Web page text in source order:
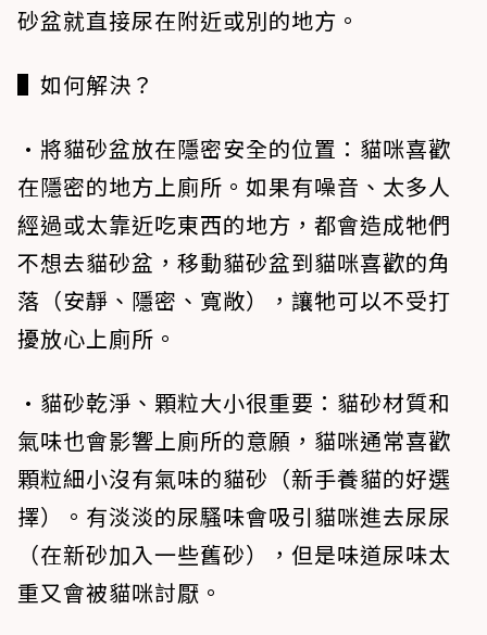
砂盆就直接尿在附近或別的地方。
▌如何解決？
•將貓砂盆放在隱密安全的位置 ：貓咪喜歡
在隱密的地方上廁所。如果有噪音、太多人
經過或太靠近吃東西的地方，都會造成牠們
不想去貓砂盆，移動貓砂盆到貓咪喜歡的角
落（安靜、隱密、寬敞），讓牠可以不受打
擾放心上廁所。
•貓砂乾淨、顆粒大小很重要 ：貓砂材質和
氣味也會影響上廁所的意願，貓咪通常喜歡
顆粒細小沒有氣味的貓砂（新手養貓的好選
擇）。有淡淡的尿騷味會吸引貓咪進去尿尿
（在新砂加入一些舊砂），但是味道尿味太
重又會被貓咪討厭。